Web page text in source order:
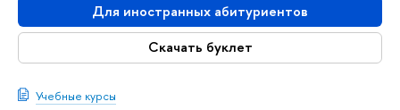
Для иностранных абитуриентов
Скачать буклет
Учебные курсы